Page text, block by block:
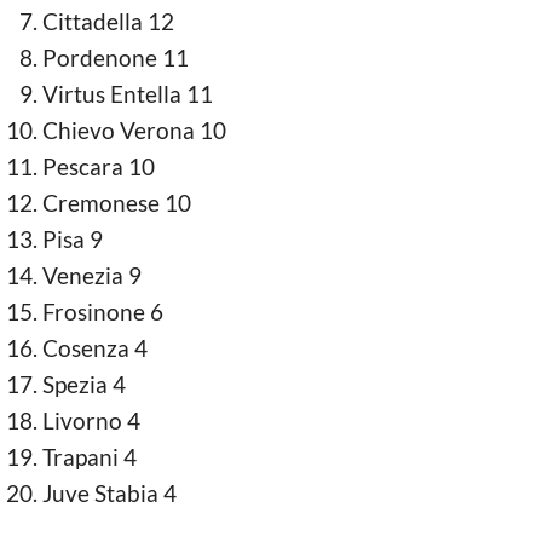
Cittadella 12
Pordenone 11
Virtus Entella 11
Chievo Verona 10
Pescara 10
Cremonese 10
Pisa 9
Venezia 9
Frosinone 6
Cosenza 4
Spezia 4
Livorno 4
Trapani 4
Juve Stabia 4